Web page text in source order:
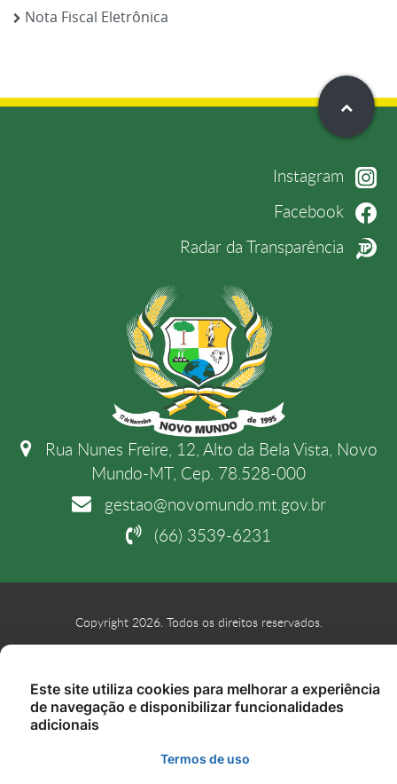
Nota Fiscal Eletrônica
Instagram
Facebook
Radar da Transparência
Rua Nunes Freire, 12, Alto da Bela Vista, Novo
Mundo-MT, Cep. 78.528-000
gestao@novomundo.mt.gov.br
(66) 3539-6231
Copyright 2026. Todos os direitos reservados.
Este site utiliza cookies para melhorar a experiência
de navegação e disponibilizar funcionalidades
adicionais
Termos de uso